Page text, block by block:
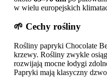
w wielu europejskich
🌱 Cechy rośliny
Rośliny papryki Chocolate
krzewy. Rośliny zwykle
rozwijają mocne łodygi
Papryki mają klasyczny